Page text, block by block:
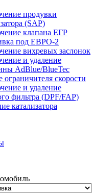
продувки
(SAP)
клапана ЕГР
под ЕВРО-2
вихревых заслонок
и удаление
AdBlue/BlueTec
ограничителя скорости
и удаление
фильтра (DPF/FAP)
катализатора